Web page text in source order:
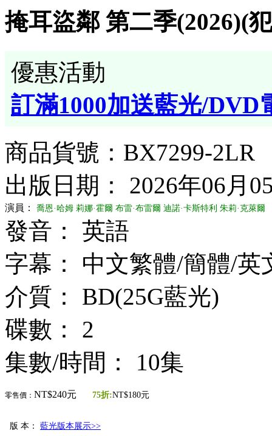
掩耳盜鄰 第二季(2026)(
優惠活動
訂滿1000加送藍光/DVD
商品貨號：BX7299-2LR
出版日期： 2026年06月
演員： 喬恩·哈姆 莉娜·霍爾 布雷·布雷爾 迪諾·卡斯特利 朱莉·克萊爾
發音： 英語
字幕： 中文繁體/簡體/英
介質： BD(25G藍光)
碟數： 2
集數/時間： 10集
零售價： NT$240元 75折:NT$180元
版 本： 藍光版本展示>>